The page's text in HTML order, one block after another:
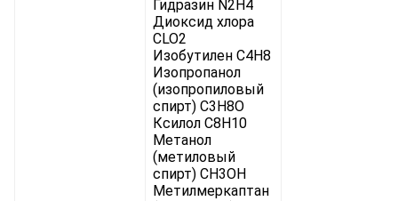
Гидразин N2H4
Диоксид хлора
CLO2
Изобутилен C4H8
Изопропанол
(изопропиловый
спирт) C3H8O
Ксилол C8H10
Метанол
(метиловый
спирт) CH3OH
Метилмеркаптан